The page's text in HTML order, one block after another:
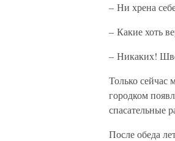
– Ни хрена
– Какие хоть
– Никаких!
Только
городком
спасательные
После обеда